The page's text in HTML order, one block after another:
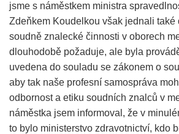
jsme s náměstkem ministra
Zdeňkem Koudelkou však jednali také
soudně znalecké činnosti v oborech
dlouhodobě požaduje, ale byla
uvedena do souladu se zákonem o
aby tak naše profesní samospráva
odbornost a etiku soudních znalců v
náměstka jsem informoval, že v
to bylo ministerstvo zdravotnictví, kdo